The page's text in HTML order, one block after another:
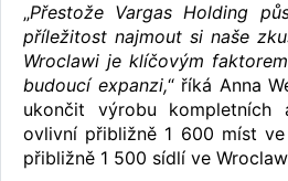
„Přestože Vargas Holding
příležitost najmout si naše
Wroclawi je klíčovým
budoucí expanzi,“ říká Anna
ukončit výrobu kompletních
ovlivní přibližně 1 600 míst
přibližně 1 500 sídlí ve